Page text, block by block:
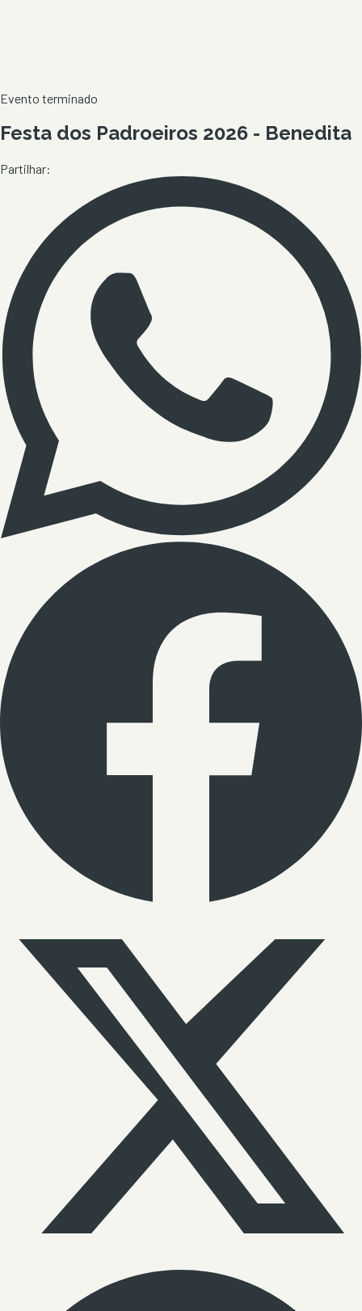
Evento terminado
Festa dos Padroeiros 2026 - Benedita
Partilhar: